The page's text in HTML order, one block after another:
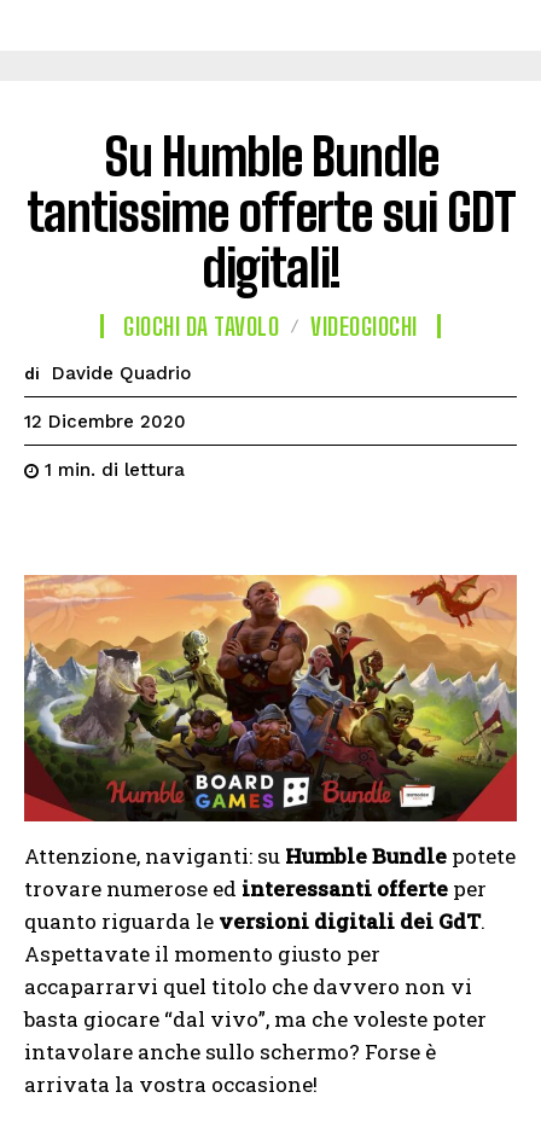
Su Humble Bundle
tantissime offerte sui GDT
digitali!
GIOCHI DA TAVOLO VIDEOGIOCHI
di Davide Quadrio
12 Dicembre 2020
1 min. di lettura
Attenzione, naviganti: su Humble Bundle potete
trovare numerose ed interessanti offerte per
quanto riguarda le versioni digitali dei GdT.
Aspettavate il momento giusto per
accaparrarvi quel titolo che davvero non vi
basta giocare “dal vivo”, ma che voleste poter
intavolare anche sullo schermo? Forse è
arrivata la vostra occasione!